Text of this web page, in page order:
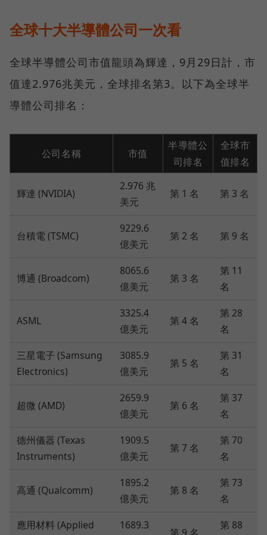
全球十大半導體公司一次看
全球半導體公司市值龍頭為輝達，9月29日計，市
值達2.976兆美元，全球排名第3。以下為全球半
導體公司排名：
公司名稱 市值
半導體公
司排名
全球市
值排名
輝達 (NVIDIA)
2.976 兆
美元
第 1 名 第 3 名
台積電 (TSMC)
9229.6
億美元
第 2 名 第 9 名
博通 (Broadcom)
8065.6
億美元
第 3 名
第 11
名
ASML
3325.4
億美元
第 4 名
第 28
名
三星電子 (Samsung
Electronics)
3085.9
億美元
第 5 名
第 31
名
超微 (AMD)
2659.9
億美元
第 6 名
第 37
名
德州儀器 (Texas
Instruments)
1909.5
億美元
第 7 名
第 70
名
高通 (Qualcomm)
1895.2
億美元
第 8 名
第 73
名
應用材料 (Applied
1689.3
第 88